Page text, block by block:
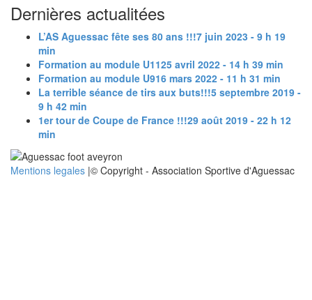
Dernières actualitées
L’AS Aguessac fête ses 80 ans !!!7 juin 2023 - 9 h 19
min
Formation au module U1125 avril 2022 - 14 h 39 min
Formation au module U916 mars 2022 - 11 h 31 min
La terrible séance de tirs aux buts!!!5 septembre 2019 -
9 h 42 min
1er tour de Coupe de France !!!29 août 2019 - 22 h 12
min
Mentions legales |© Copyright - Association Sportive d'Aguessac